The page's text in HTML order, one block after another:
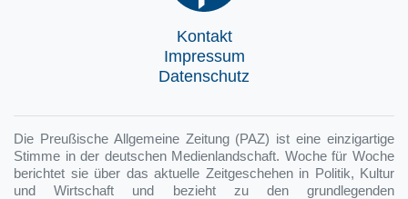
Kontakt
Impressum
Datenschutz
Die Preußische Allgemeine Zeitung (PAZ) ist eine einzigartige
Stimme in der deutschen Medienlandschaft. Woche für Woche
berichtet sie über das aktuelle Zeitgeschehen in Politik, Kultur
und Wirtschaft und bezieht zu den grundlegenden